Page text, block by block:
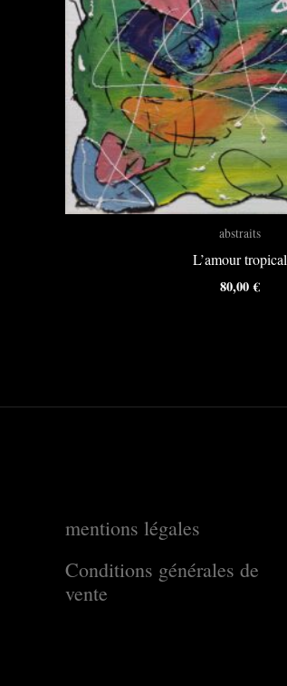
abstraits
L’amour tropical
80,00€
mentions légales
Conditions générales de
vente